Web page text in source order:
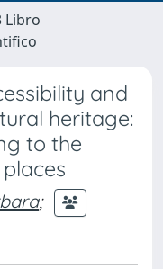
Libro
and
heritage:
to the
;